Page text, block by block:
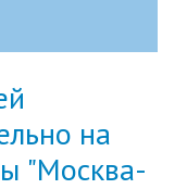
на
"Москва-